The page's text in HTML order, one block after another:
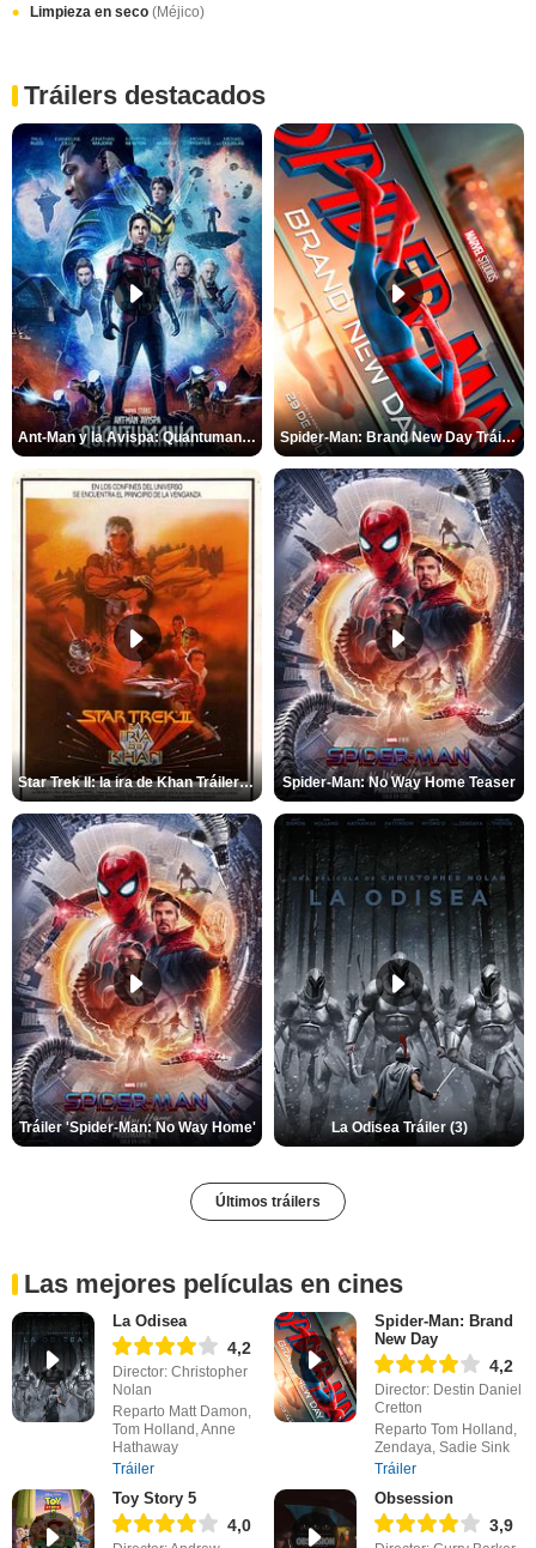
Limpieza en seco (Méjico)
Tráilers destacados
Ant-Man y la Avispa: Quantumanía Tráiler (2) Spider-Man: Brand New Day Tráiler (3)
Star Trek II: la ira de Khan Tráiler VO Spider-Man: No Way Home Teaser
Tráiler 'Spider-Man: No Way Home' La Odisea Tráiler (3)
Últimos tráilers
Las mejores películas en cines
La Odisea
4,2
Director: Christopher
Nolan
Reparto Matt Damon,
Tom Holland, Anne
Hathaway
Tráiler
Spider-Man: Brand
New Day
4,2
Director: Destin Daniel
Cretton
Reparto Tom Holland,
Zendaya, Sadie Sink
Tráiler
Toy Story 5
4,0
Obsession
3,9